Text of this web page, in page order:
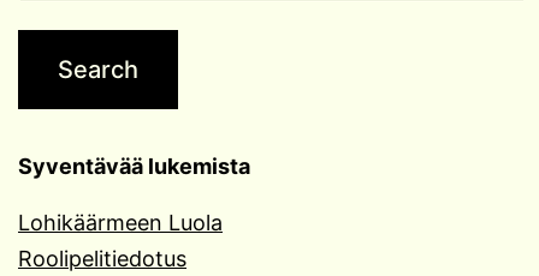
Syventävää lukemista
Lohikäärmeen Luola
Roolipelitiedotus